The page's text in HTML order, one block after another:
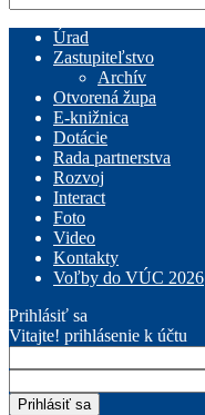
Úrad
Zastupiteľstvo
Archív
Otvorená župa
E-knižnica
Dotácie
Rada partnerstva
Rozvoj
Interact
Foto
Video
Kontakty
Voľby do VÚC 2026
Prihlásiť sa
Vitajte! prihlásenie k účtu